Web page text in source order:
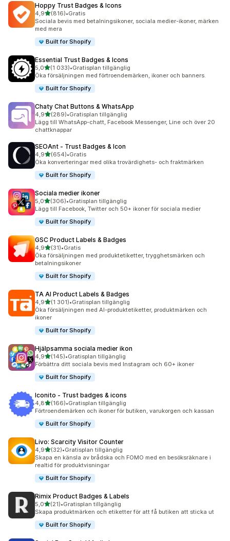
Hoppy Trust Badges & Icons
4,9av 5 stjärnor
(816)
816 recensioner totalt
•Gratis
Sociala bevis med betalningsikoner, sociala medier-ikoner, märken
med mera
Built for Shopify
Essential Trust Badges & Icons
5,0av 5 stjärnor
(1 033)
1033 recensioner totalt
•Gratisplan tillgänglig
Öka försäljningen med förtroendemärken, ikoner och banners.
Built for Shopify
Chaty Chat Buttons & WhatsApp
4,9av 5 stjärnor
(289)
289 recensioner totalt
•Gratisplan tillgänglig
Lägg till WhatsApp-chatt, Facebook Messenger, Line och över 20
chattknappar
SEOAnt ‑ Trust Badges & Icon
4,9av 5 stjärnor
(654)
654 recensioner totalt
•Gratis
Öka konverteringar med olika trovärdighets- och fraktmärken
Built for Shopify
Sociala medier ikoner
5,0av 5 stjärnor
(306)
306 recensioner totalt
•Gratisplan tillgänglig
Lägg till Facebook, Twitter och 50+ ikoner för sociala medier
Built for Shopify
GSC Product Labels & Badges
4,9av 5 stjärnor
(31)
31 recensioner totalt
•Gratis
Öka försäljningen med produktetiketter, trygghetsmärken och
betalningsikoner
Built for Shopify
TA AI Product Labels & Badges
4,9av 5 stjärnor
(1 301)
1301 recensioner totalt
•Gratisplan tillgänglig
Öka försäljningen med AI-produktetiketter, produktmärken och
ikoner
Built for Shopify
Hjälpsamma sociala medier ikon
4,9av 5 stjärnor
(145)
145 recensioner totalt
•Gratisplan tillgänglig
Förbättra ditt sociala bevis med Instagram och 60+ ikoner
Built for Shopify
Iconito ‑ Trust badges & icons
4,8av 5 stjärnor
(166)
166 recensioner totalt
•Gratisplan tillgänglig
Förtroendemärken och ikoner för butiken, varukorgen och kassan
Built for Shopify
Livo: Scarcity Visitor Counter
4,9av 5 stjärnor
(32)
32 recensioner totalt
•Gratisplan tillgänglig
Skapa en känsla av brådska och FOMO med en besöksräknare i
realtid för produktvisningar
Built for Shopify
Rimix Product Badges & Labels
5,0av 5 stjärnor
(21)
21 recensioner totalt
•Gratisplan tillgänglig
Skapa produktmärken och etiketter för att få butiken att sticka ut
Built for Shopify